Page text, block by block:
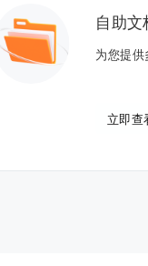
自助文
为您提供
立即查